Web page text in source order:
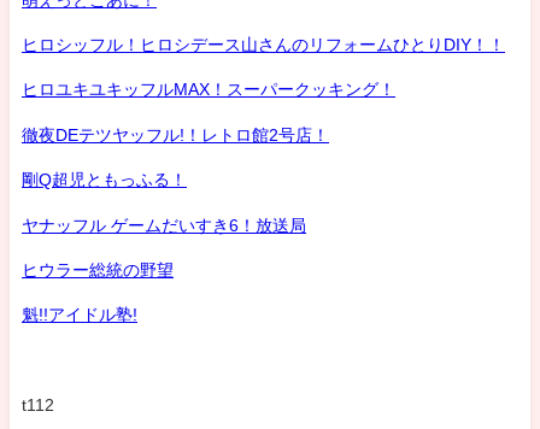
ヒロシッフル！ヒロシデース山さんのリフォームひとりDIY！！
ヒロユキユキッフルMAX！スーパークッキング！
徹夜DEテツヤッフル!！レトロ館2号店！
剛Q超児ともっふる！
ヤナッフル ゲームだいすき6！放送局
ヒウラー総統の野望
魁!!アイドル塾!
t112